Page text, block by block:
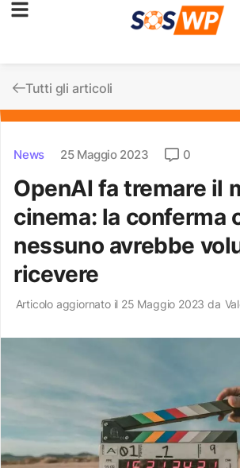
Tutti gli articoli
News 25 Maggio 2023 0
OpenAI fa tremare il
cinema: la conferma
nessuno avrebbe
ricevere
Articolo aggiornato il 25 Maggio 2023 da